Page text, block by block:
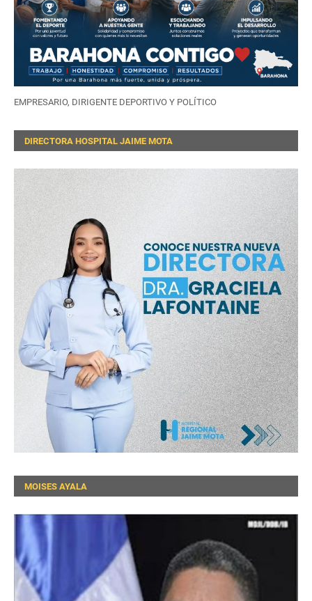
EMPRESARIO, DIRIGENTE DEPORTIVO Y POLÍTICO
DIRECTORA HOSPITAL JAIME MOTA
MOISES AYALA